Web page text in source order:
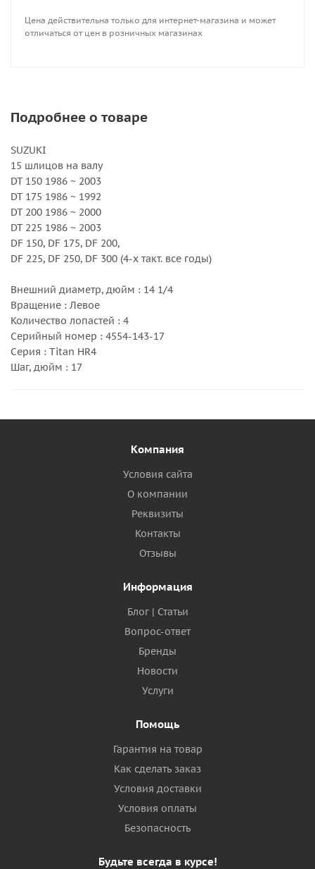
Цена действительна только для интернет-магазина и может
отличаться от цен в розничных магазинах
Подробнее о товаре
SUZUKI
15 шлицов на валу
DT 150 1986 ~ 2003
DT 175 1986 ~ 1992
DT 200 1986 ~ 2000
DT 225 1986 ~ 2003
DF 150, DF 175, DF 200,
DF 225, DF 250, DF 300 (4-х такт. все годы)
Внешний диаметр, дюйм : 14 1/4
Вращение : Левое
Количество лопастей : 4
Серийный номер : 4554-143-17
Серия : Titan HR4
Шаг, дюйм : 17
Компания
Условия сайта
О компании
Реквизиты
Контакты
Отзывы
Информация
Блог | Статьи
Вопрос-ответ
Бренды
Новости
Услуги
Помощь
Гарантия на товар
Как сделать заказ
Условия доставки
Условия оплаты
Безопасность
Будьте всегда в курсе!